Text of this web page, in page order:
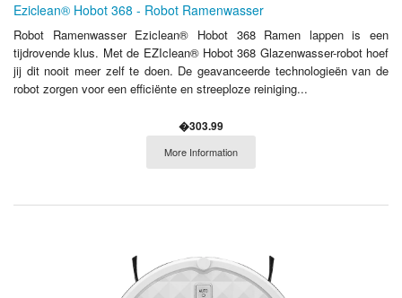
Eziclean® Hobot 368 - Robot Ramenwasser
Robot Ramenwasser Eziclean® Hobot 368 Ramen lappen is een
tijdrovende klus. Met de EZIclean® Hobot 368 Glazenwasser-robot hoef
jij dit nooit meer zelf te doen. De geavanceerde technologieën van de
robot zorgen voor een efficiënte en streeploze reiniging...
�303.99
More Information